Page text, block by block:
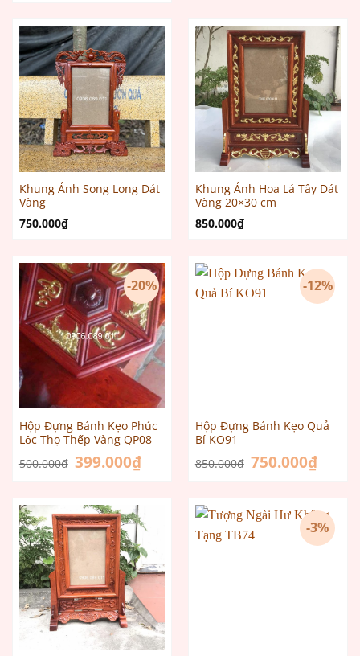
950.000₫.
Khung Ảnh Song Long Dát
Vàng
750.000₫
Khung Ảnh Hoa Lá Tây Dát
Vàng 20×30 cm
850.000₫
-20%
Hộp Đựng Bánh Kẹo Phúc
Lộc Thọ Thếp Vàng QP08
500.000₫ Giá
gốc
399.000₫Giá
hiện
-12%
Hộp Đựng Bánh Kẹo Quả
Bí KO91
850.000₫ Giá
gốc
750.000₫Giá
hiện
-3%